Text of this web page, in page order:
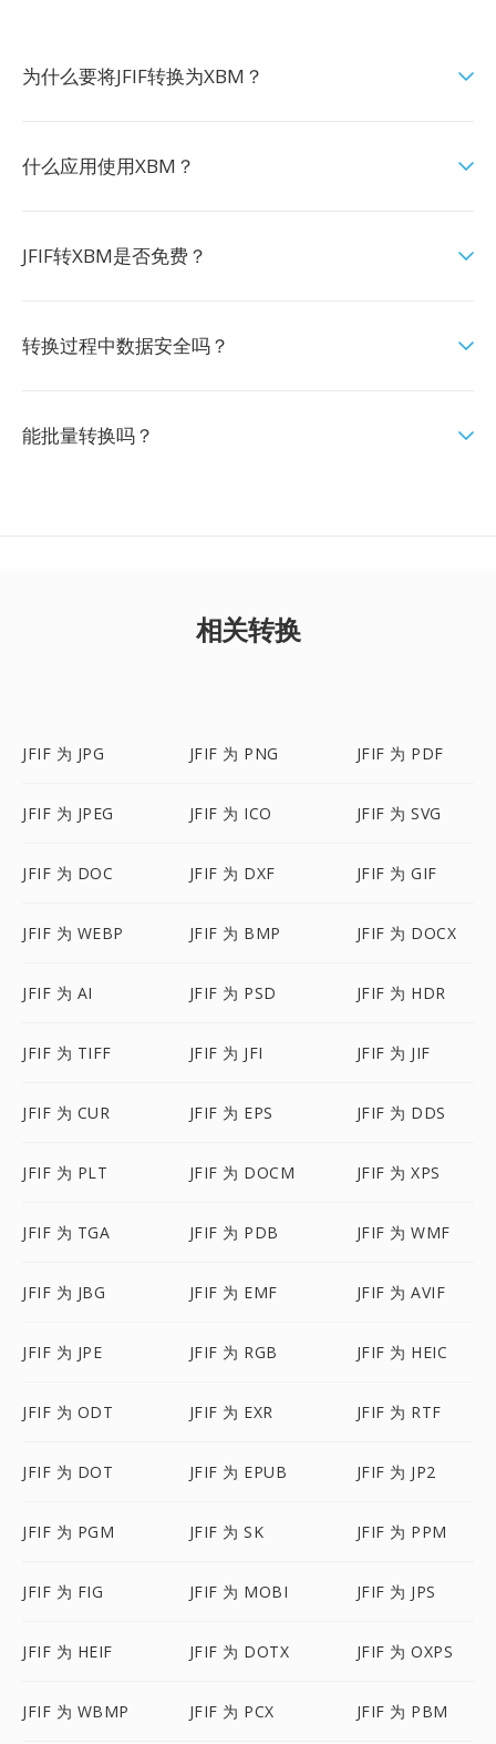
为什么要将JFIF转换为XBM？
什么应用使用XBM？
JFIF转XBM是否免费？
转换过程中数据安全吗？
能批量转换吗？
相关转换
JFIF 为 JPG JFIF 为 PNG JFIF 为 PDF
JFIF 为 JPEG JFIF 为 ICO JFIF 为 SVG
JFIF 为 DOC JFIF 为 DXF JFIF 为 GIF
JFIF 为 WEBP JFIF 为 BMP JFIF 为 DOCX
JFIF 为 AI JFIF 为 PSD JFIF 为 HDR
JFIF 为 TIFF JFIF 为 JFI JFIF 为 JIF
JFIF 为 CUR JFIF 为 EPS JFIF 为 DDS
JFIF 为 PLT JFIF 为 DOCM JFIF 为 XPS
JFIF 为 TGA JFIF 为 PDB JFIF 为 WMF
JFIF 为 JBG JFIF 为 EMF JFIF 为 AVIF
JFIF 为 JPE JFIF 为 RGB JFIF 为 HEIC
JFIF 为 ODT JFIF 为 EXR JFIF 为 RTF
JFIF 为 DOT JFIF 为 EPUB JFIF 为 JP2
JFIF 为 PGM JFIF 为 SK JFIF 为 PPM
JFIF 为 FIG JFIF 为 MOBI JFIF 为 JPS
JFIF 为 HEIF JFIF 为 DOTX JFIF 为 OXPS
JFIF 为 WBMP JFIF 为 PCX JFIF 为 PBM